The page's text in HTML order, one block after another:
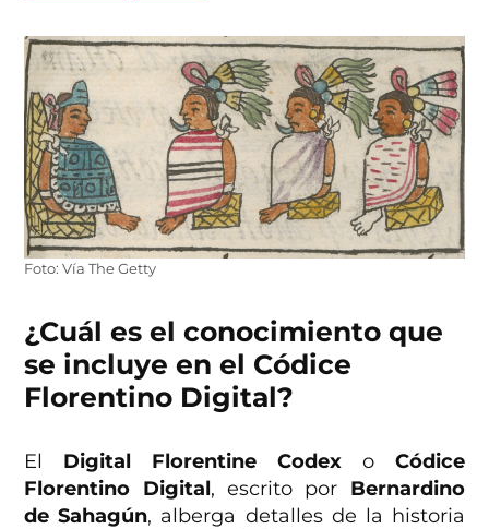
Foto: Vía The Getty
¿Cuál es el conocimiento que
se incluye en el Códice
Florentino Digital?
El Digital Florentine CodexoCódice
Florentino Digital, escrito por Bernardino
de Sahagún, alberga detalles de la historia